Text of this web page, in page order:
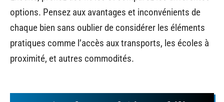
options. Pensez aux avantages et inconvénients de
chaque bien sans oublier de considérer les éléments
pratiques comme l’accès aux transports, les écoles à
proximité, et autres commodités.